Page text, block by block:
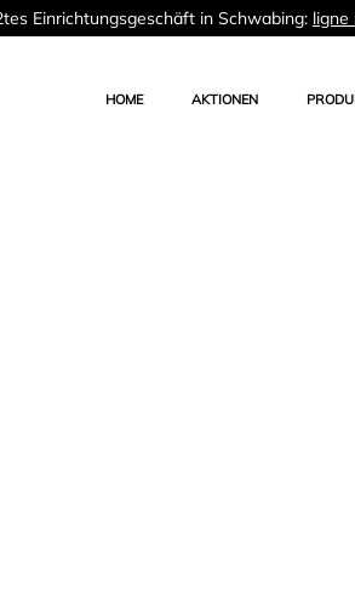
Einrichtungsgeschäft in Schwabing: ligne
HOME AKTIONEN